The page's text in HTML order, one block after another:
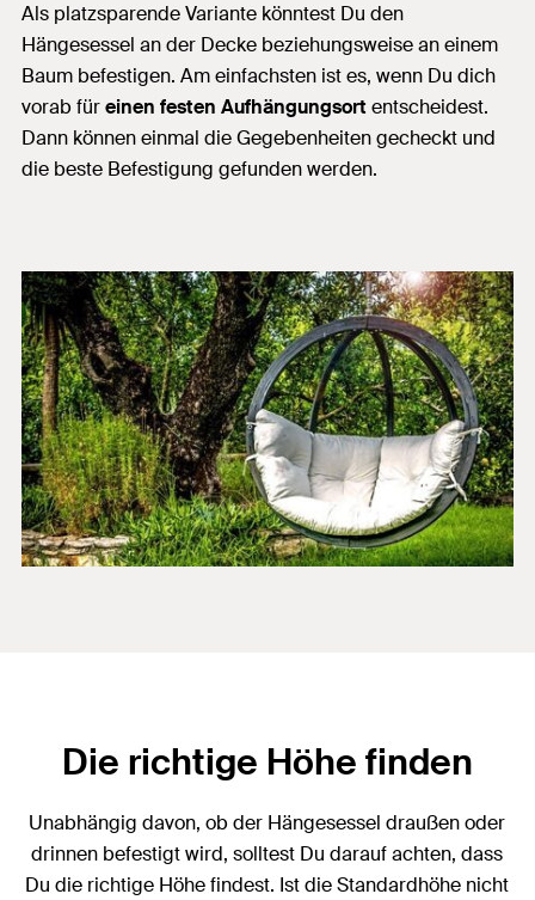
Als platzsparende Variante könntest Du den
Hängesessel an der Decke beziehungsweise an einem
Baum befestigen. Am einfachsten ist es, wenn Du dich
vorab füreinen festen Aufhängungsort entscheidest.
Dann können einmal die Gegebenheiten gecheckt und
die beste Befestigung gefunden werden.
Die richtige Höhe finden
Unabhängig davon, ob der Hängesessel draußen oder
drinnen befestigt wird, solltest Du darauf achten, dass
Du die richtige Höhe findest. Ist die Standardhöhe nicht